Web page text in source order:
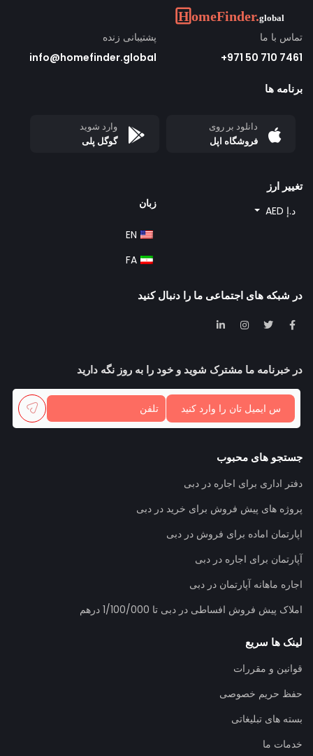
تماس با ما
7461 710 50 971+
پشتیبانی زنده
info@homefinder.global
برنامه ها
دانلود بر روی
فروشگاه اپل
وارد شوید
گوگل پلی
تغییر ارز
د.إ AED
زبان
EN
FA
در شبکه های اجتماعی ما را دنبال کنید
در خبرنامه ما مشترک شوید و خود را به روز نگه دارید
جستجو های محبوب
دفتر اداری برای اجاره در دبی
پروژه های پیش فروش برای خرید در دبی
اپارتمان اماده برای فروش در دبی
آپارتمان برای اجاره در دبی
اجاره ماهانه آپارتمان در دبی
املاک پیش فروش افساطی در دبی تا 1/100/000 درهم
لینک ها سریع
قوانین و مقررات
حفظ حریم خصوصی
بسته های تبلیغاتی
خدمات ما